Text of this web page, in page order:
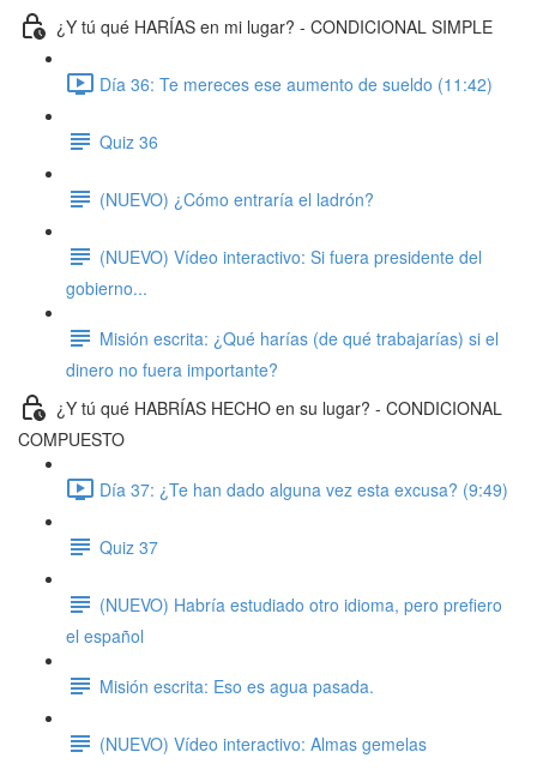
¿Y tú qué HARÍAS en mi lugar? - CONDICIONAL SIMPLE
Día 36: Te mereces ese aumento de sueldo (11:42)
Quiz 36
(NUEVO) ¿Cómo entraría el ladrón?
(NUEVO) Vídeo interactivo: Si fuera presidente del
gobierno...
Misión escrita: ¿Qué harías (de qué trabajarías) si el
dinero no fuera importante?
¿Y tú qué HABRÍAS HECHO en su lugar? - CONDICIONAL
COMPUESTO
Día 37: ¿Te han dado alguna vez esta excusa? (9:49)
Quiz 37
(NUEVO) Habría estudiado otro idioma, pero prefiero
el español
Misión escrita: Eso es agua pasada.
(NUEVO) Vídeo interactivo: Almas gemelas